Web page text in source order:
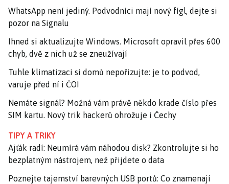
WhatsApp není jediný. Podvodníci mají nový fígl, dejte si
pozor na Signalu
Ihned si aktualizujte Windows. Microsoft opravil přes 600
chyb, dvě z nich už se zneužívají
Tuhle klimatizaci si domů nepořizujte: je to podvod,
varuje před ní i ČOI
Nemáte signál? Možná vám právě někdo krade číslo přes
SIM kartu. Nový trik hackerů ohrožuje i Čechy
TIPY A TRIKY
Ajťák radí: Neumírá vám náhodou disk? Zkontrolujte si ho
bezplatným nástrojem, než přijdete o data
Poznejte tajemství barevných USB portů: Co znamenají